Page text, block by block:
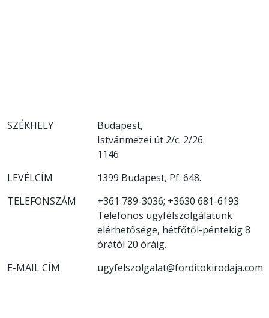
SZÉKHELY
Budapest,
Istvánmezei út 2/c. 2/26.
1146
LEVÉLCÍM
1399 Budapest, Pf. 648.
TELEFONSZÁM
+361 789-3036; +3630 681-6193
Telefonos ügyfélszolgálatunk
elérhetősége, hétfőtől-péntekig 8
órától 20 óráig.
E-MAIL CÍM
ugyfelszolgalat@forditokirodaja.com